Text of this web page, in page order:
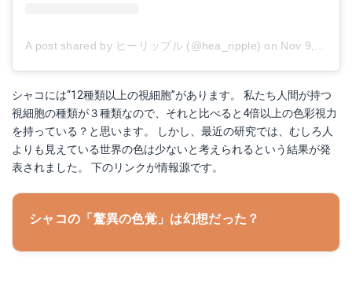
A post shared by ヒーリップル (@hea_ripple) on Nov 9, 2017 at 7:16am PST
シャコには“12種類以上の視細胞”があります。 私たち人間が持つ
視細胞の種類が３種類なので、それと比べると4倍以上の色彩視力
を持っている？と思います。 しかし、最近の研究では、むしろ人
よりも見えている世界の色は少ないと考えられるという結果が発
表されました。 下のリンクが情報源です。
シャコの「驚異の色覚」は幻想だった？